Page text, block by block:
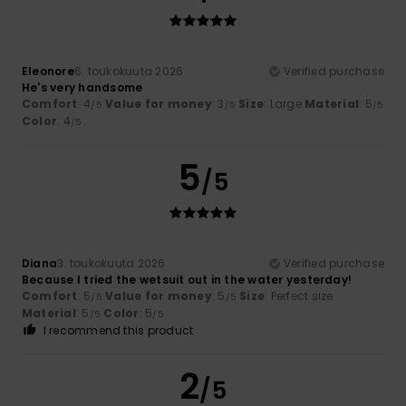
Eleonore6. toukokuuta 2026
Verified purchase
He's very handsome
Comfort: 4/5 Value for money: 3 /5 Size: Large Material: 5/5
Color: 4/5
5/5
Diana3. toukokuuta 2026
Verified purchase
Because I tried the wetsuit out in the water yesterday!
Comfort: 5/5 Value for money: 5 /5 Size: Perfect size
Material: 5 /5 Color: 5/5
I recommend this product
2/5